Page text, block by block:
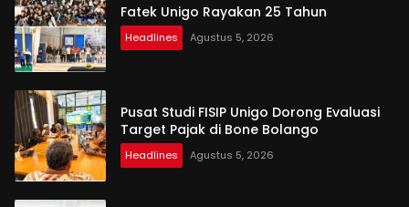
Fatek Unigo Rayakan 25 Tahun
Headlines Agustus 5, 2026
Pusat Studi FISIP Unigo Dorong Evaluasi
Target Pajak di Bone Bolango
Headlines Agustus 5, 2026